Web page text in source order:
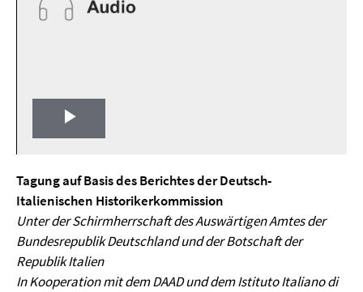
Play
Video
Tagung auf Basis des Berichtes der Deutsch-
Italienischen Historikerkommission
Unter der Schirmherrschaft des Auswärtigen Amtes der
Bundesrepublik Deutschland und der Botschaftder
Republik Italien
In Kooperation mit dem DAAD und dem Istituto Italiano di